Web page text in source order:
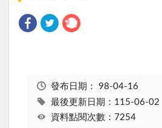
發布日期： 98-04-16
最後更新日期：115-06-02
資料點閱次數：7254